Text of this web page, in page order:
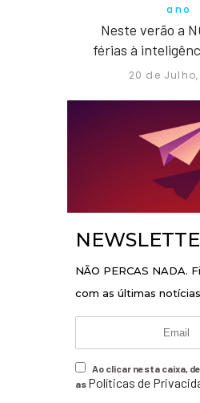
ano
Neste verão a
férias à
20 de Julho,
NÃO PERCAS NADA.
com as últimas
Ao clicar nesta caixa,
as Políticas de